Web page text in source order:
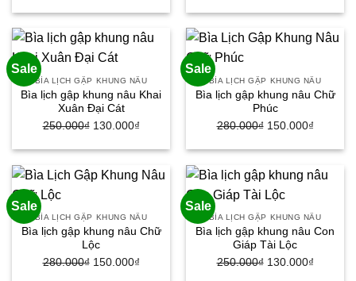
280.000₫.là:
150.000₫.
280.000₫. là:
Sale
BÌA LỊCH GẬP KHUNG NÂU
Bìa lịch gập khung nâu Khai
Xuân Đại Cát
250.000₫ Giá
250.000₫.
130.000₫
là:
130.000₫.
Sale
BÌA LỊCH GẬP KHUNG NÂU
Bìa lịch gập khung nâu Chữ
Phúc
280.000₫ Giá
280.000₫.
150.000₫
là:
Sale
BÌA LỊCH GẬP KHUNG NÂU
Bìa lịch gập khung nâu Chữ
Lộc
280.000₫ Giá
150.000₫
Sale
BÌA LỊCH GẬP KHUNG NÂU
Bìa lịch gập khung nâu Con
Giáp Tài Lộc
250.000₫ Giá
130.000₫